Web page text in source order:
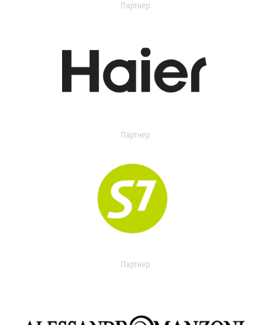
Партнер
Партнер
Партнер